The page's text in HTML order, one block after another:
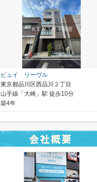
ピュイ リーヴル
東京都品川区西品川２丁目
山手線「大崎」駅 徒歩10分
築4年